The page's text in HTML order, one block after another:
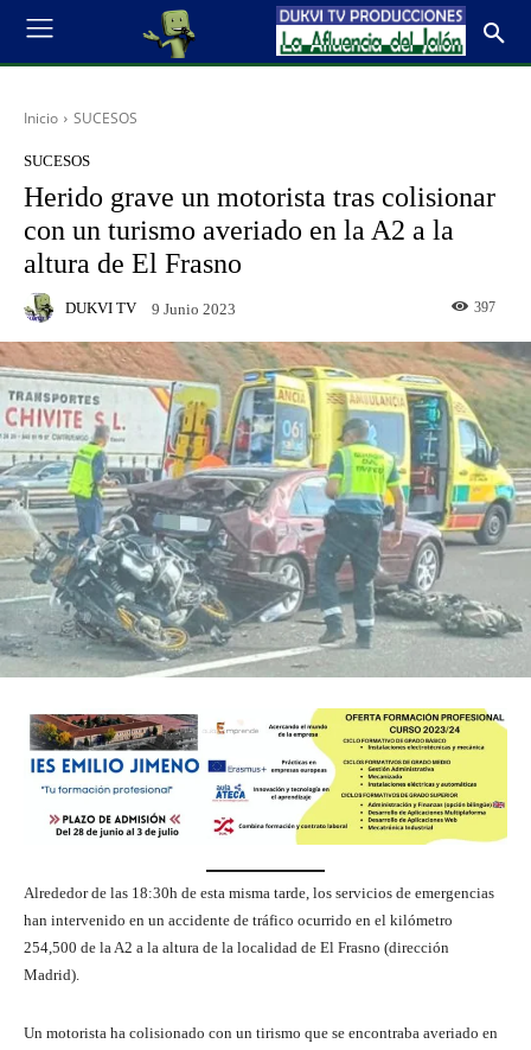
Inicio SUCESOS
SUCESOS
Herido grave un motorista tras colisionar
con un turismo averiado en la A2 a la
altura de El Frasno
DUKVI TV 9 Junio 2023 397
Alrededor de las 18:30h de esta misma tarde, los servicios de emergencias
han intervenido en un accidente de tráfico ocurrido en el kilómetro
254,500 de la A2 a la altura de la localidad de El Frasno (dirección
Madrid).
Un motorista ha colisionado con un tirismo que se encontraba averiado en